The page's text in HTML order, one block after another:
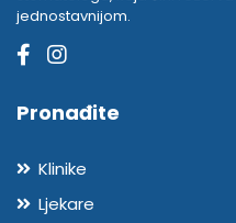
jednostavnijom.
Pronađite
Klinike
Ljekare